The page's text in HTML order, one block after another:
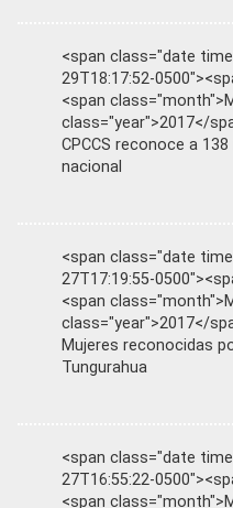
<span class="date
29T18:17:52-
<span
class="year">2017</
CPCCS reconoce a
nacional
<span class="date
27T17:19:55-
<span
class="year">2017</
Mujeres reconocidas
Tungurahua
<span class="date
27T16:55:22-
<span